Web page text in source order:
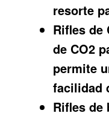
resorte
Rifles de
de CO2
permite
facilidad
Rifles de